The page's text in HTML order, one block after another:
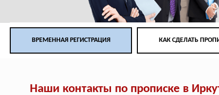
ВРЕМЕННАЯ РЕГИСТРАЦИЯ КАК СДЕЛАТЬ
Наши контакты по прописке в